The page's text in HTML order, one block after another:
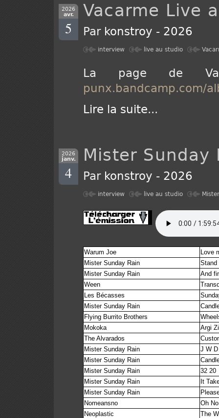
2026
avr.
5
Vacarme Live
Par konstroy - 2026
interview live au studio
La page de
punx.bandcamp.com/
Lire la suite...
2026
janv.
4
Mister Sunday
Par konstroy - 2026
interview live au studio
Warum Joe
Love
Mister Sunday Rain
Stand
Mister Sunday Rain
And
Ween
Les Bécasses
Mister Sunday Rain
Flying Burrito Brothers
Mokoka
Argi
The Alvarados
Mister Sunday Rain
J W D
Mister Sunday Rain
Mister Sunday Rain
32 20
Mister Sunday Rain
It
Mister Sunday Rain
Nomeansno
Oh
Neoplastic
The